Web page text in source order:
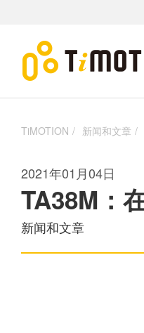
TiMOTION 新闻和文章
2021年01月04日
TA38M：
新闻和文章